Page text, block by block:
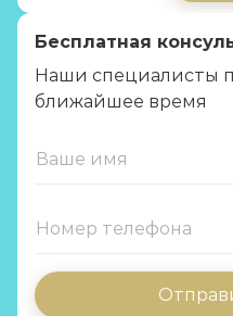
Бесплатная
Наши специалисты
ближайшее время